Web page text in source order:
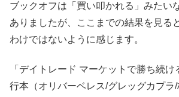
ブックオフは「買い叩かれる」みたい
ありましたが、ここまでの結果を見る
わけではないように感じます。
「デイトレード マーケットで勝ち続
行本（オリバーベレス/グレッグカプラ/